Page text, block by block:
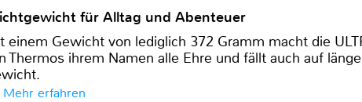
für Alltag und Abenteuer
einem Gewicht von lediglich 372 Gramm macht die
Thermos ihrem Namen alle Ehre und fällt auch auf
Mehr erfahren